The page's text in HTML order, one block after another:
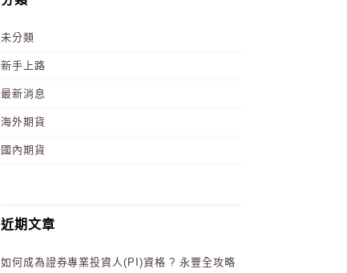
未分類
新手上路
最新消息
海外期貨
國內期貨
近期文章
如何成為證券專業投資人(PI)資格 ? 永豐全攻略